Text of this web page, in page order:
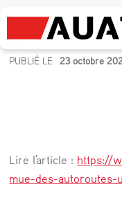
La lente mue
L
n
t
PUBLIÉ LE 23 octobre
Lire l'article : https://
mue-des-autoroutes-